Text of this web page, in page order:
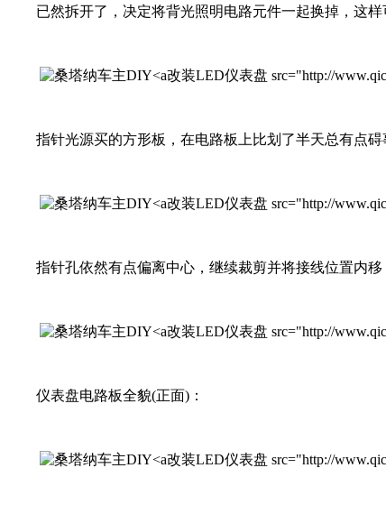
已然拆开了，决定将背光照明电路元件一起换掉，这样
改装LED仪表盘 src="http://
指针光源买的方形板，在电路板上比划了半天总有点碍
改装LED仪表盘 src="http://
指针孔依然有点偏离中心，继续裁剪并将接线位置内移
改装LED仪表盘 src="http://
仪表盘电路板全貌(正面)：
改装LED仪表盘 src="http://